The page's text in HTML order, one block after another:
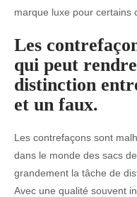
marque luxe pour certains
Les
qui peut
distinction
et un faux.
Les contrefaçons sont
dans le monde des sacs
grandement la tâche de
Avec une qualité souvent